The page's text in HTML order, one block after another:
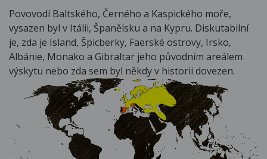
Povovodí Baltského, Černého a Kaspického moře,
vysazen byl v Itálii, Španělsku a na Kypru. Diskutabilní
je, zda je Island, Špicberky, Faerské ostrovy, Irsko,
Albánie, Monako a Gibraltar jeho původním areálem
výskytu nebo zda sem byl někdy v historii dovezen.